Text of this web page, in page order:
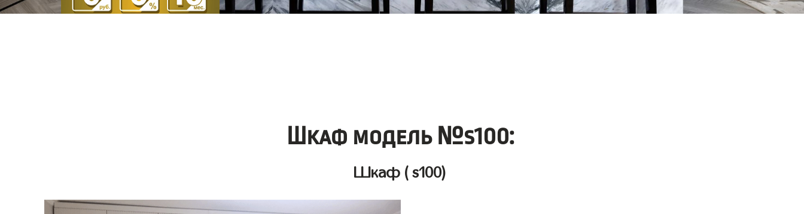
Шкаф модель №s100:
Шкаф ( s100)